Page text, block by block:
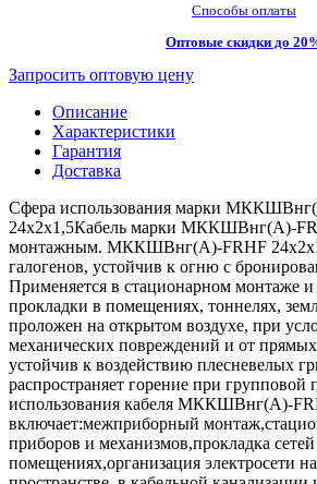
Способы оплаты
Оптовые скидки до
Запросить оптовую цену
Описание
Характеристики
Гарантия
Доставка
Сфера использования марки
24х2х1,5Кабель марки МККШВнг(А)-
монтажным. МККШВнг(А)-FRHF
галогенов, устойчив к огню с
Применяется в стационарном монтаже и
прокладки в помещениях, тоннелях,
проложен на открытом воздухе, при
механических повреждений и от
устойчив к воздействию плесневелых
распространяет горение при групповой
использования кабеля МККШВнг(А)-
включает:межприборный
приборов и механизмов,прокладка сетей
помещениях,организация электросети